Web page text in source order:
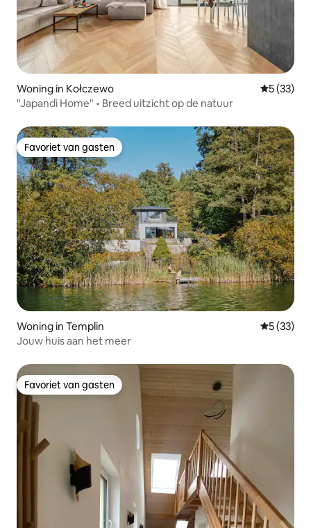
Woning in Kołczewo
5 (33)
"Japandi Home" • Breed uitzicht op de natuur
Favoriet van gasten
Favoriet van gasten
Woning in Templin
5 (33)
Jouw huis aan het meer
Favoriet van gasten
Favoriet van gasten